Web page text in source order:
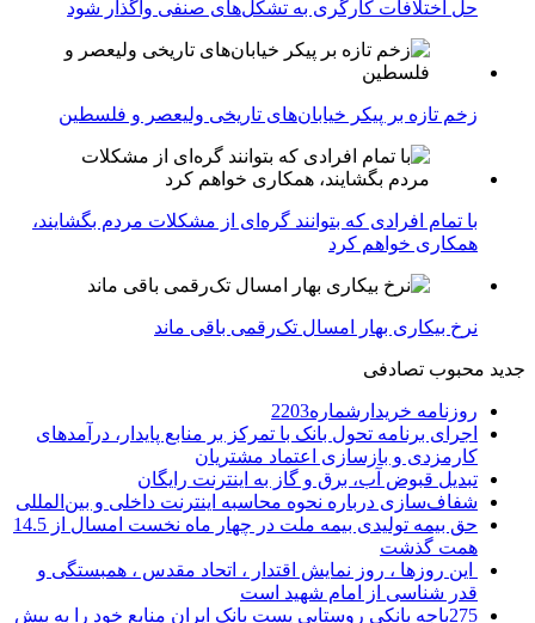
حل اختلافات کارگری به تشکل‌های صنفی واگذار شود
زخم تازه بر پیکر خیابان‌های تاریخی ولیعصر و فلسطین
با تمام افرادی که بتوانند گره‌ای از مشکلات مردم بگشایند،
همکاری خواهم کرد
نرخ بیکاری بهار امسال تک‌رقمی باقی ماند
جدید محبوب تصادفی
روزنامه خریدارشماره2203
اجرای برنامه تحول بانک با تمرکز بر منابع پایدار، درآمدهای
کارمزدی و بازسازی اعتماد مشتریان
تبدیل قبوض آب، برق و گاز به اینترنت رایگان
شفاف‌سازی درباره نحوه محاسبه اینترنت داخلی و بین‌المللی
حق بیمه تولیدی بیمه ملت در چهار ماه نخست امسال از 14.5
همت گذشت
این روزها ، روز نمایش اقتدار ، اتحاد مقدس ، همبستگی و
قدر شناسی از امام شهید است
275باجه بانکی روستایی پست بانک ایران منابع خود را به بیش